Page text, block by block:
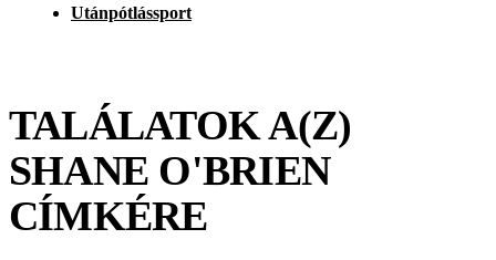
Utánpótlássport
TALÁLATOK A(Z)
SHANE O'BRIEN
CÍMKÉRE